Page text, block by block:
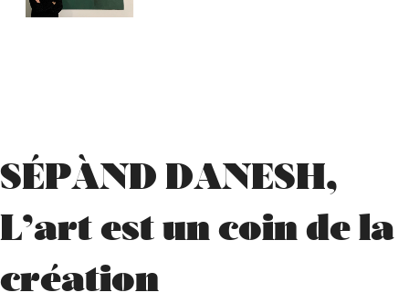
SÉPÀND DANESH,
L’art est un coin de la
création